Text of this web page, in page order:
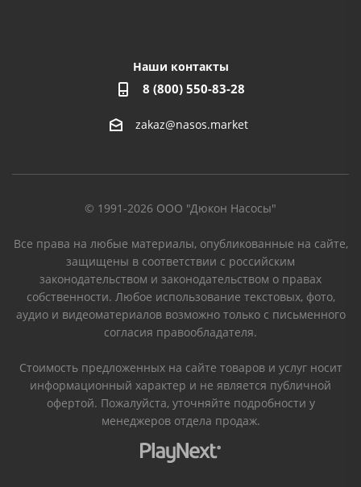
Наши контакты
8 (800) 550-83-28
zakaz@nasos.market
© 1991-2026 ООО "Дюкон Насосы"
Все права на любые материалы, опубликованные на сайте,
защищены в соответствии с российским
законодательством и законодательством о правах
собственности. Любое использование текстовых, фото,
аудио и видеоматериалов возможно только с письменного
согласия правообладателя.
Стоимость предложенных на сайте товаров и услуг носит
информационный характер и не является публичной
офертой. Пожалуйста, уточняйте подробности у
менеджеров отдела продаж.